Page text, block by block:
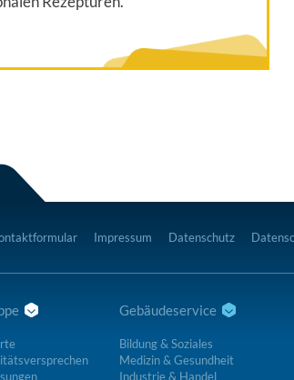
Impressum Datenschutz
Gebäudeservice
Bildung & Soziales
Medizin & Gesundheit
Industrie & Handel